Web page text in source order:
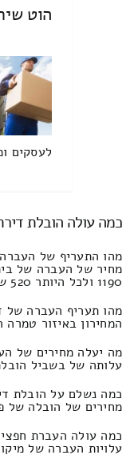
הוט
לעסקים
כמה עולה הובלת
מהו התעריף של
מחיר של העברה של
1190 ולכל היותר 520 שקלים. באים בהבטחה להוריד את המחיר של כלל ההצעות
מהו תעריף העברה של
המחירון באיזור טמרה הינו 1870 ועד 2090
מה יעלה מחירים של
עלותה של בשביל הובלת
כמה נשלם על הובלת דירה של ארבעה
מחירים של הובלה של
כמה עולה העברת חפצים של
עלויות העברה של מיקום נרחבת